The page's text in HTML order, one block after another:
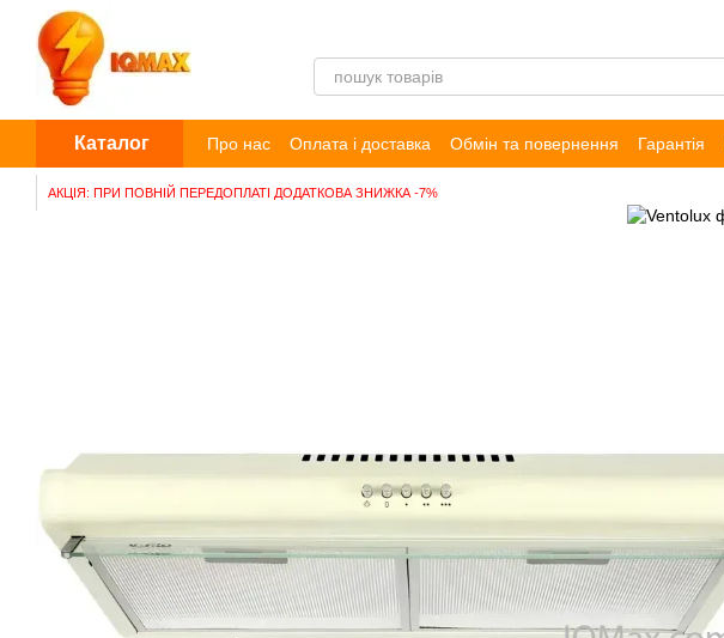
Перейти до основного контенту
Каталог Про нас Оплата і доставка Обмін та повернення Гарантія
Договір публічної оферти
Блог Відгуки
АКЦІЯ: ПРИ ПОВНІЙ ПЕРЕДОПЛАТІ ДОДАТКОВА ЗНИЖКА -7%